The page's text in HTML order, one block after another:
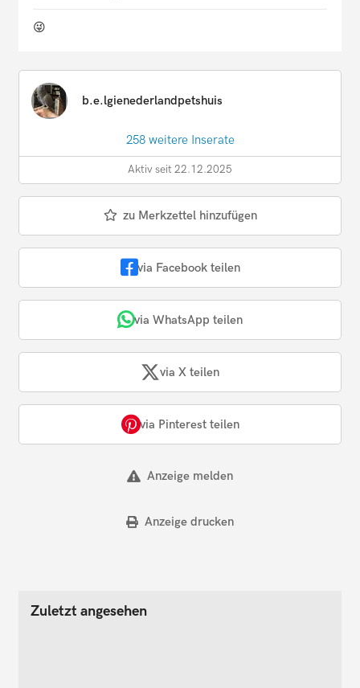
😜
b.e.lgienederlandpetshuis
258 weitere Inserate
Aktiv seit 22.12.2025
zu Merkzettel hinzufügen
via Facebook teilen
via WhatsApp teilen
via X teilen
via Pinterest teilen
Anzeige melden
Anzeige drucken
Zuletzt angesehen